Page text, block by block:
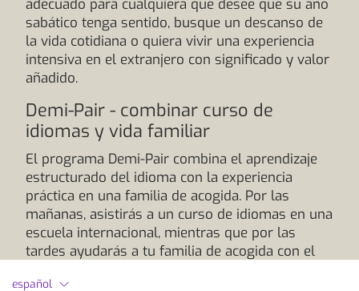
adecuado para cualquiera que desee que su año
sabático tenga sentido, busque un descanso de
la vida cotidiana o quiera vivir una experiencia
intensiva en el extranjero con significado y valor
añadido.
Demi-Pair - combinar curso de
idiomas y vida familiar
El programa Demi-Pair combina el aprendizaje
estructurado del idioma con la experiencia
práctica en una familia de acogida. Por las
mañanas, asistirás a un curso de idiomas en una
escuela internacional, mientras que por las
tardes ayudarás a tu familia de acogida con el
español